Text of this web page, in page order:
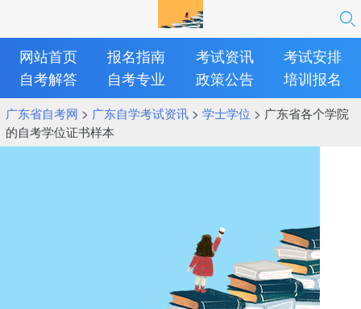
网站首页 报名指南 考试资讯
考试安排
自考解答
自考专业 政策公告 培训报名
广东省自考网 > 广东自学考试资讯> 学士学位 > 广东省各个学院
的自考学位证书样本